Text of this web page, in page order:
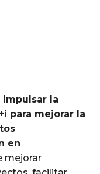
la
para mejorar la
en
mejorar